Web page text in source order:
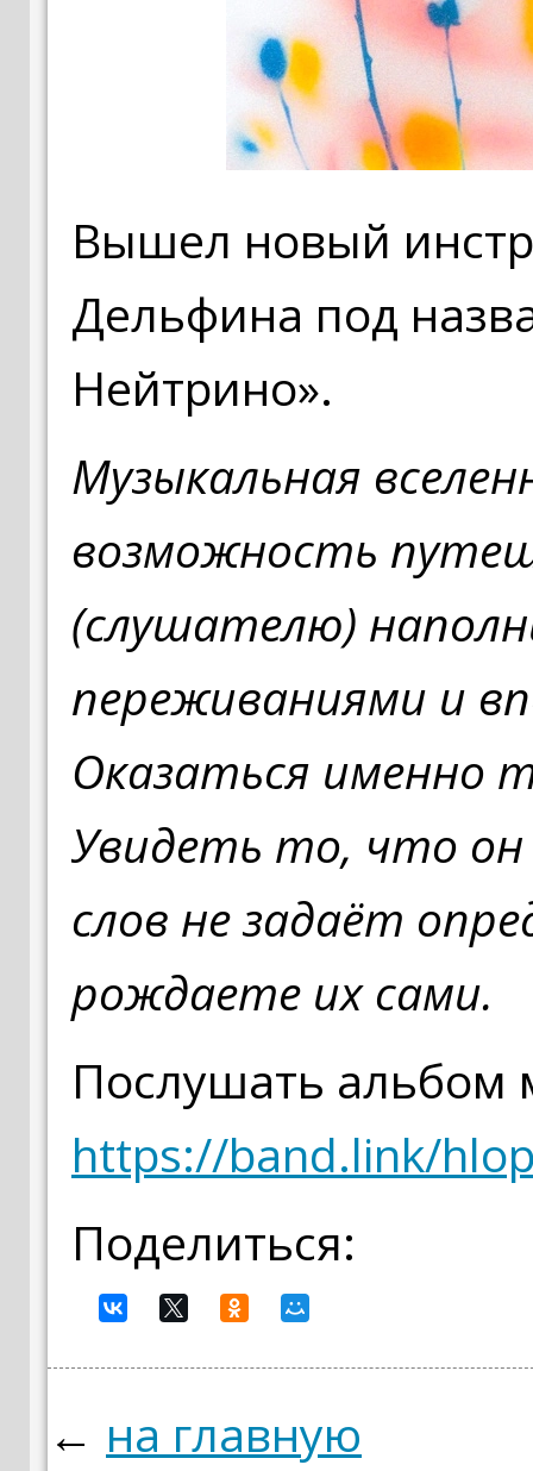
Вышел новый
Дельфина под
Нейтрино».
Музыкальная
возможность
(слушателю)
переживаниями и
Оказаться именно
Увидеть то, что
слов не задаёт
рождаете их сами.
Послушать альбом
https://band.link/
Поделиться:
← на главную